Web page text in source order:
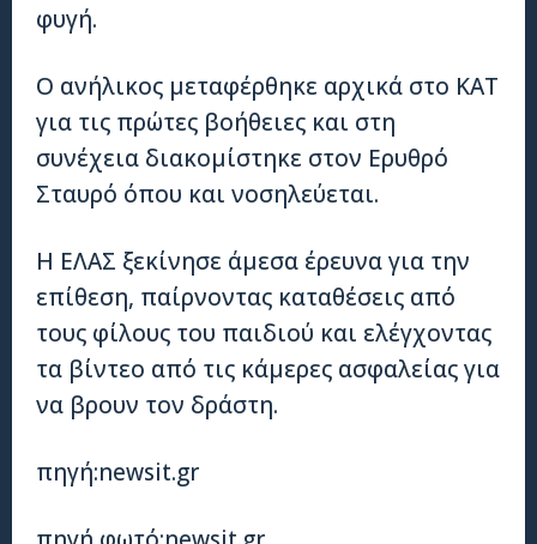
φυγή.
Ο ανήλικος μεταφέρθηκε αρχικά στο ΚΑΤ
για τις πρώτες βοήθειες και στη
συνέχεια διακομίστηκε στον Ερυθρό
Σταυρό όπου και νοσηλεύεται.
Η ΕΛΑΣ ξεκίνησε άμεσα έρευνα για την
επίθεση, παίρνοντας καταθέσεις από
τους φίλους του παιδιού και ελέγχοντας
τα βίντεο από τις κάμερες ασφαλείας για
να βρουν τον δράστη.
πηγή:newsit.gr